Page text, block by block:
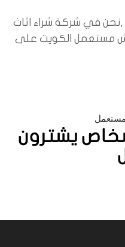
يشترون
,نحن في شركة شراء اثاث
مستعمل الكويت على